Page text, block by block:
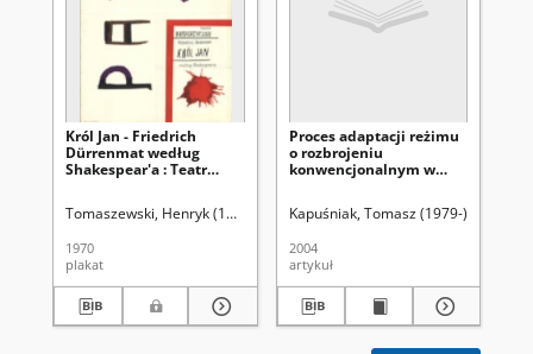
Król Jan - Friedrich
Dürrenmat według
Shakespear'a : Teatr
Tomaszewski, Henryk (1914-2005)
1970
plakat
Proces adaptacji reżimu
o rozbrojeniu
konwencjonalnym w
Kapuśniak, Tomasz (1979-)
2004
artykuł